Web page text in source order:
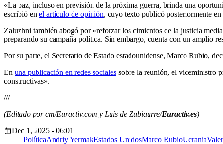
«La paz, incluso en previsión de la próxima guerra, brinda una
escribió en el artículo de opinión, cuyo texto publicó posteriormente en
Zaluzhni también abogó por «reforzar los cimientos de la justicia
preparando su campaña política. Sin embargo, cuenta con un amplio
Por su parte, el Secretario de Estado estadounidense, Marco Rubio,
En una publicación en redes sociales sobre la reunión, el viceministro
constructivas».
///
(Editado por cm/Euractiv.com y Luis de Zubiaurre/Euractiv.es)
Dec 1, 2025 - 06:01
PolíticaAndriy YermakEstados UnidosMarco RubioUcrania